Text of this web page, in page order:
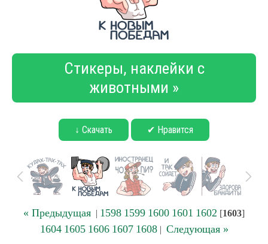
Стикеры, наклейки с
животными »
↓ Скачать ✔ Нравится
« Предыдущая | 1598 1599 1600 1601 1602 [1603]
1604 1605 1606 1607 1608| Следующая »